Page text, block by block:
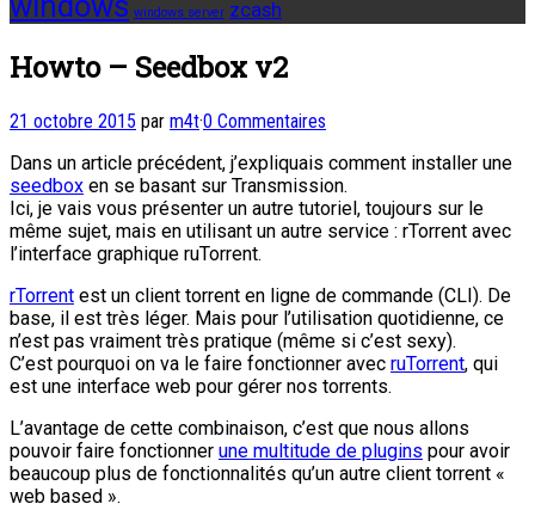
windows server zcash
Howto – Seedbox v2
21 octobre 2015 par m4t·0 Commentaires
Dans un article précédent, j’expliquais comment installer une
seedbox en se basant sur Transmission.
Ici, je vais vous présenter un autre tutoriel, toujours sur le
même sujet, mais en utilisant un autre service : rTorrent avec
l’interface graphique ruTorrent.
rTorrent est un client torrent en ligne de commande (CLI). De
base, il est très léger. Mais pour l’utilisation quotidienne, ce
n’est pas vraiment très pratique (même si c’est sexy).
C’est pourquoi on va le faire fonctionner avec ruTorrent, qui
est une interface web pour gérer nos torrents.
L’avantage de cette combinaison, c’est que nous allons
pouvoir faire fonctionner une multitude de plugins pour avoir
beaucoup plus de fonctionnalités qu’un autre client torrent «
web based ».